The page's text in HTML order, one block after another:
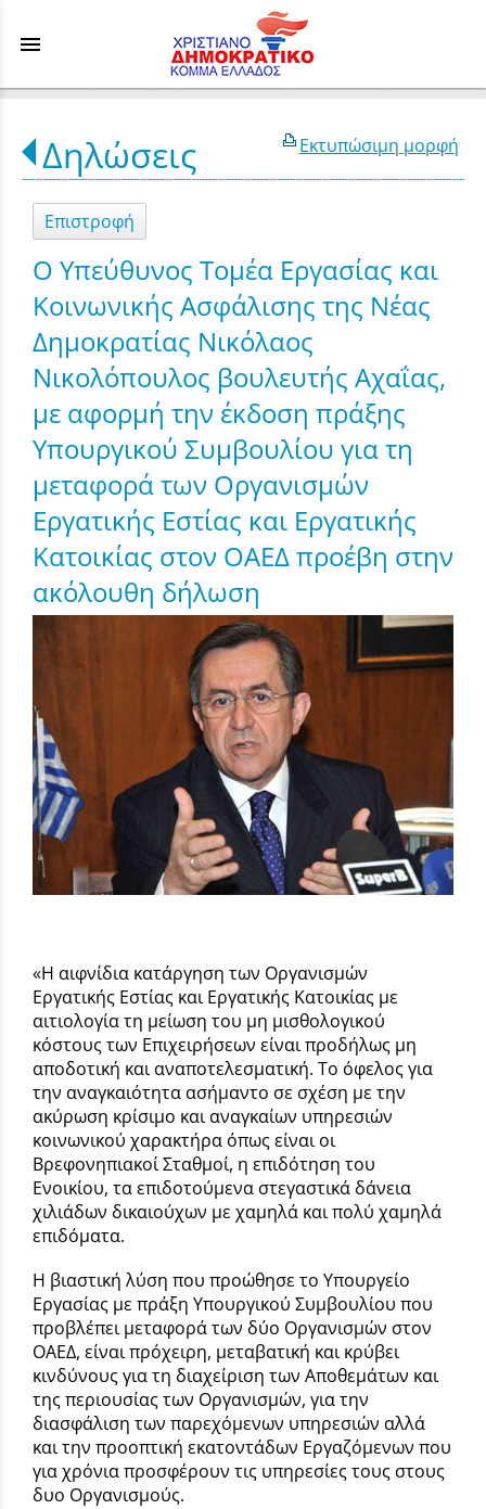
menu
Εκτυπώσιμη μορφή
Δηλώσεις
Επιστροφή
Ο Υπεύθυνος Τομέα Εργασίας και
Κοινωνικής Ασφάλισης της Νέας
Δημοκρατίας Νικόλαος
Νικολόπουλος βουλευτής Αχαΐας,
με αφορμή την έκδοση πράξης
Υπουργικού Συμβουλίου για τη
μεταφορά των Οργανισμών
Εργατικής Εστίας και Εργατικής
Κατοικίας στον ΟΑΕΔ προέβη στην
ακόλουθη δήλωση
«Η αιφνίδια κατάργηση των Οργανισμών
Εργατικής Εστίας και Εργατικής Κατοικίας με
αιτιολογία τη μείωση του μη μισθολογικού
κόστους των Επιχειρήσεων είναι προδήλως μη
αποδοτική και αναποτελεσματική. Το όφελος για
την αναγκαιότητα ασήμαντο σε σχέση με την
ακύρωση κρίσιμο και αναγκαίων υπηρεσιών
κοινωνικού χαρακτήρα όπως είναι οι
Βρεφονηπιακοί Σταθμοί, η επιδότηση του
Ενοικίου, τα επιδοτούμενα στεγαστικά δάνεια
χιλιάδων δικαιούχων με χαμηλά και πολύ χαμηλά
επιδόματα.
Η βιαστική λύση που προώθησε το Υπουργείο
Εργασίας με πράξη Υπουργικού Συμβουλίου που
προβλέπει μεταφορά των δύο Οργανισμών στον
ΟΑΕΔ, είναι πρόχειρη, μεταβατική και κρύβει
κινδύνους για τη διαχείριση των Αποθεμάτων και
της περιουσίας των Οργανισμών, για την
διασφάλιση των παρεχόμενων υπηρεσιών αλλά
και την προοπτική εκατοντάδων Εργαζόμενων που
για χρόνια προσφέρουν τις υπηρεσίες τους στους
δυο Οργανισμούς.